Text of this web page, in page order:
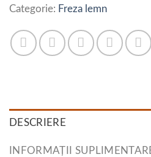
Categorie: Freza lemn
DESCRIERE
INFORMAȚII